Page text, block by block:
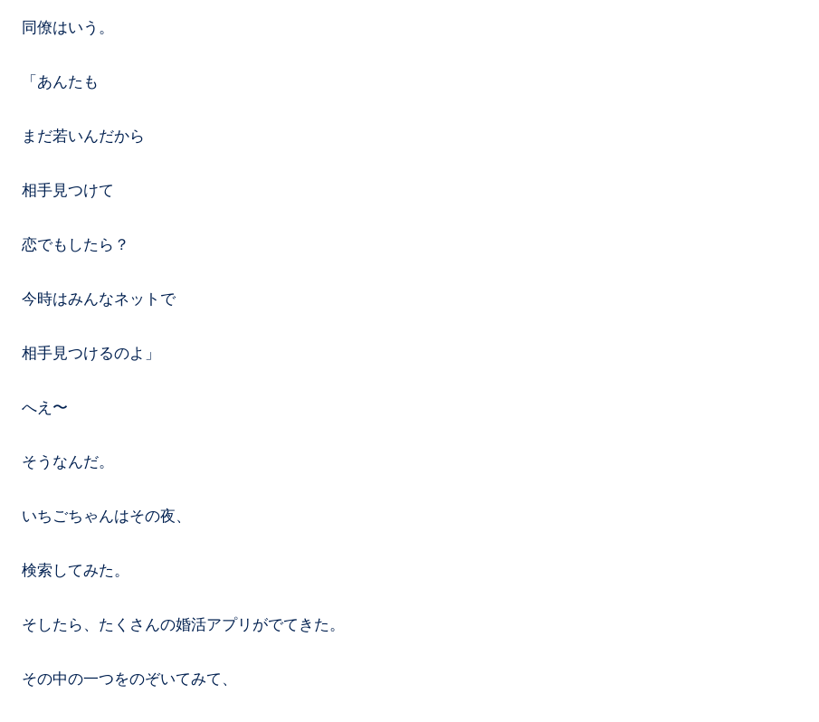
同僚はいう。
「あんたも
まだ若いんだから
相手見つけて
恋でもしたら？
今時はみんなネットで
相手見つけるのよ」
へえ〜
そうなんだ。
いちごちゃんはその夜、
検索してみた。
そしたら、たくさんの婚活アプリがでてきた。
その中の一つをのぞいてみて、